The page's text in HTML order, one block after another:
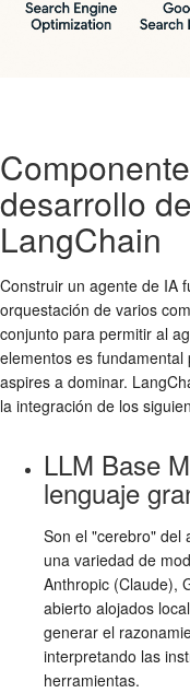
desarrollo
LangChain
Construir un agente de IA
orquestación de varios
conjunto para permitir al
elementos es fundamental
aspires a dominar.
la integración de los
LLM Base
lenguaje
Son el "cerebro" del
una variedad de
Anthropic (Claude),
abierto alojados
generar el
interpretando las
herramientas.